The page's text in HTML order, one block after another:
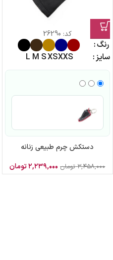
کد: 26290
رنگ
سایز
XXS
XS
S
M
L
دستکش چرم طبیعی زنانه
۳,۴۵۸,۰۰۰ تومان ۲,۲۳۹,۰۰۰تومان